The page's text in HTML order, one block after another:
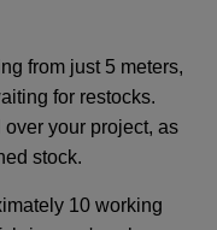
from just 5 meters,
for restocks.
your project, as
stock.
10 working